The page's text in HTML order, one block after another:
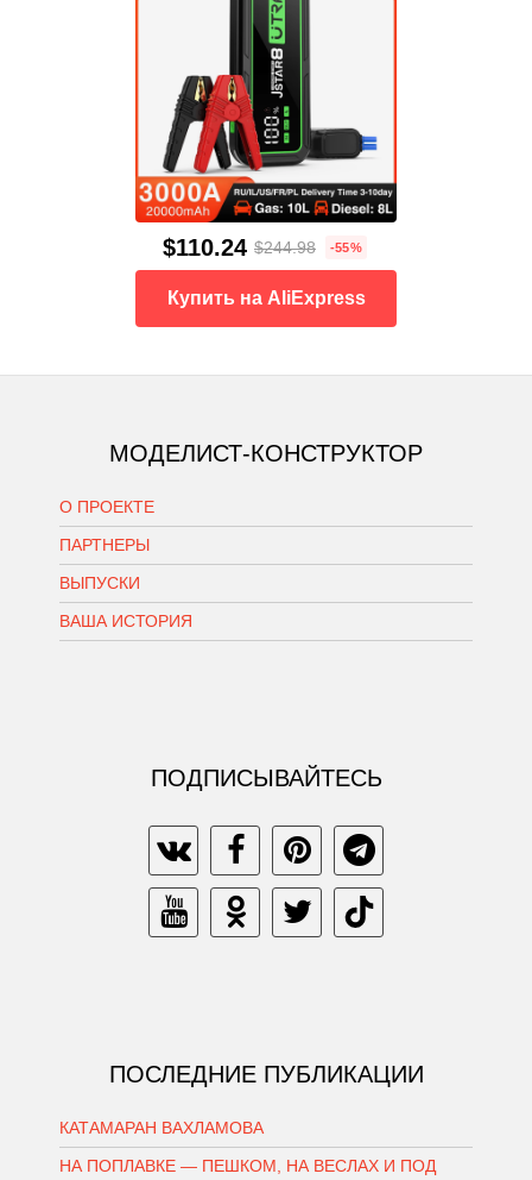
$110.24 $244.98 -55%
Купить на AliExpress
МОДЕЛИСТ-КОНСТРУКТОР
О ПРОЕКТЕ
ПАРТНЕРЫ
ВЫПУСКИ
ВАША ИСТОРИЯ
ПОДПИСЫВАЙТЕСЬ
ПОСЛЕДНИЕ ПУБЛИКАЦИИ
КАТАМАРАН ВАХЛАМОВА
НА ПОПЛАВКЕ — ПЕШКОМ, НА ВЕСЛАХ И ПОД